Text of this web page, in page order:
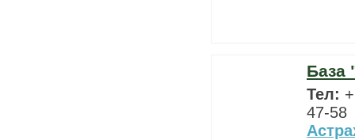
База
Тел:
47-58